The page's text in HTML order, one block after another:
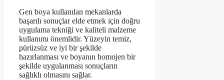
Gen boya kullanılan mekanlarda
başarılı sonuçlar elde etmek için doğru
uygulama tekniği ve kaliteli malzeme
kullanımı önemlidir. Yüzeyin temiz,
pürüzsüz ve iyi bir şekilde
hazırlanması ve boyanın homojen bir
şekilde uygulanması sonuçların
sağlıklı olmasını sağlar.